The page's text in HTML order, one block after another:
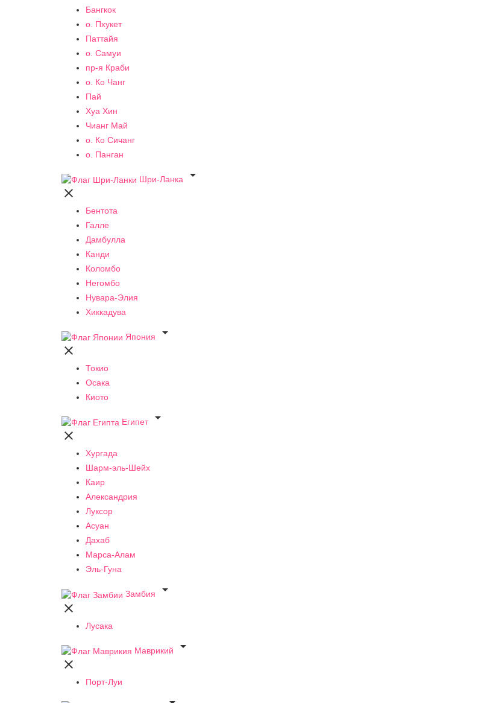
Бангкок
о. Пхукет
Паттайя
о. Самуи
пр-я Краби
о. Ко Чанг
Пай
Хуа Хин
Чианг Май
о. Ко Сичанг
о. Панган
Шри-Ланка


Бентота
Галле
Дамбулла
Канди
Коломбо
Негомбо
Нувара-Элия
Хиккадува
Япония


Токио
Осака
Киото
Египет


Хургада
Шарм-эль-Шейх
Каир
Александрия
Луксор
Асуан
Дахаб
Марса-Алам
Эль-Гуна
Замбия


Лусака
Маврикий


Порт-Луи